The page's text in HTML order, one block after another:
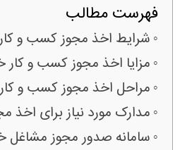
فهرست مطالب
شرایط اخذ مجوز کسب و
مزایا اخذ مجوز کسب و کار
مراحل اخذ مجوز کسب و
مدارک مورد نیاز برای
سامانه صدور مجوز مشاغل